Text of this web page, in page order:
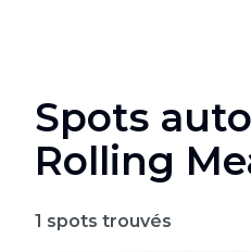
Spots
Rolling
1 spots trouvés